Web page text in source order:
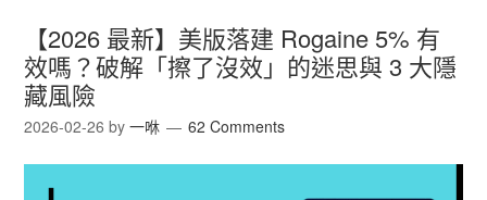
【2026 最新】美版落建 Rogaine 5% 有
效嗎？破解「擦了沒效」的迷思與 3 大隱
藏風險
2026-02-26 by一咻 62 Comments